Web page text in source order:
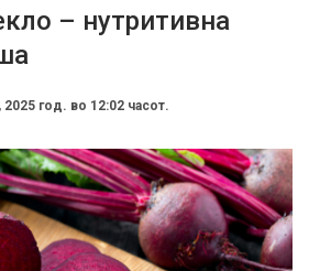
– нутритивна
2025 год. во 12:02 часот.